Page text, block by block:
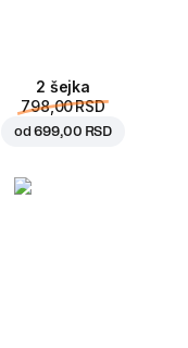
2 šejka
798,00 RSD
od699,00 RSD